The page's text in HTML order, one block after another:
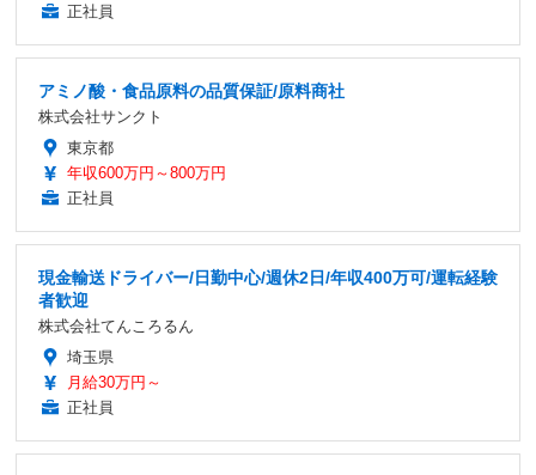
正社員
アミノ酸・食品原料の品質保証/原料商社
株式会社サンクト
東京都
年収600万円～800万円
正社員
現金輸送ドライバー/日勤中心/週休2日/年収400万可/運転経験
者歓迎
株式会社てんころるん
埼玉県
月給30万円～
正社員